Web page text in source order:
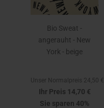
Bio Sweat -
angerauht - New
York - beige
Unser Normalpreis 24,50 €
Ihr Preis 14,70 €
Sie sparen 40%